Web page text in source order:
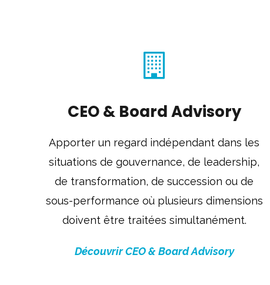
CEO & Board Advisory
Apporter un regard indépendant dans les
situations de gouvernance, de leadership,
de transformation, de succession ou de
sous-performance où plusieurs dimensions
doivent être traitées simultanément.
Découvrir CEO & Board Advisory